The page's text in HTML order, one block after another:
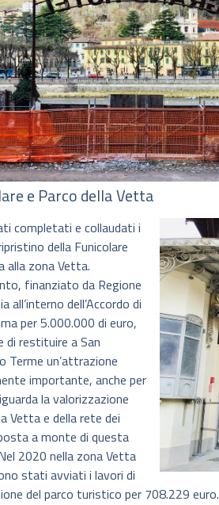
e Parco della Vetta
completati e collaudati i
della Funicolare
alla zona Vetta.
finanziato da Regione
all’interno dell’Accordo di
per 5.000.000 di euro,
di restituire a San
Terme un’attrazione
importante, anche per
la valorizzazione
Vetta e della rete dei
a monte di questa
2020 nella zona Vetta
stati avviati i lavori di
del parco turistico per 708.229 euro.